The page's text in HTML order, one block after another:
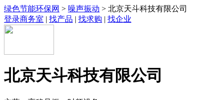
绿色节能环保网 > 噪声振动 > 北京天斗科技有限公司
登录商务室 | 找产品 | 找求购 | 找企业
北京天斗科技有限公司